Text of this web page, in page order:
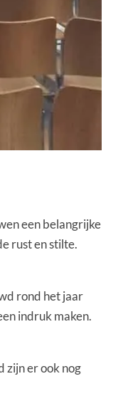
een belangrijke
rust en stilte.
rond het jaar
indruk maken.
zijn er ook nog